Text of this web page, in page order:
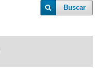
Buscar